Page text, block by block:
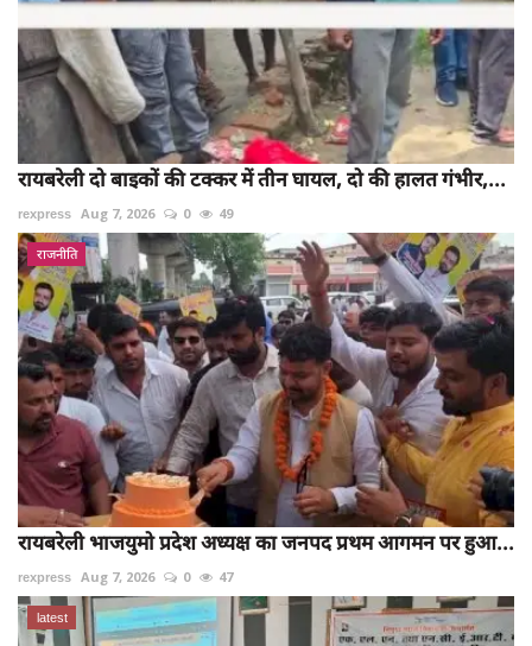
रायबरेली दो बाइकों की टक्कर में तीन घायल, दो की हालत गंभीर,...
rexpress Aug 7, 2026 0 49
राजनीति
रायबरेली भाजयुमो प्रदेश अध्यक्ष का जनपद प्रथम आगमन पर हुआ...
rexpress Aug 7, 2026 0 47
latest